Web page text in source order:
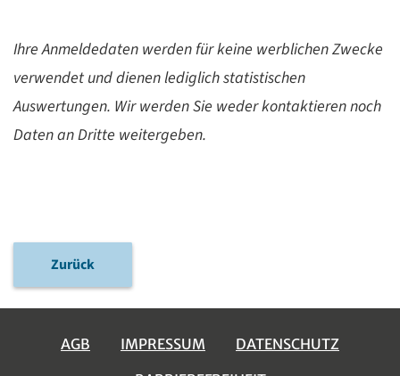
Ihre Anmeldedaten werden für keine werblichen Zwecke
verwendet und dienen lediglich statistischen
Auswertungen. Wir werden Sie weder kontaktieren noch
Daten an Dritte weitergeben.
Zurück
AGB IMPRESSUM
DATENSCHUTZ